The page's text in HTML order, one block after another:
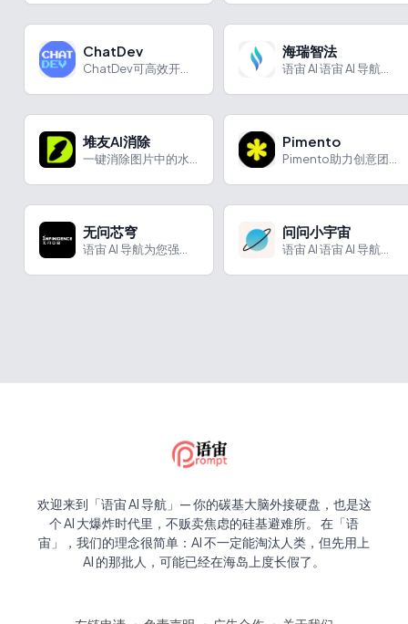
ChatDev 海瑞智法
堆友AI消除 Pimento
无问芯穹 问问小宇宙
欢迎来到「语宙 AI 导航」— 你的碳基大脑外接硬盘，也是这
个 AI 大爆炸时代里，不贩卖焦虑的硅基避难所。 在「语
宙」，我们的理念很简单：AI 不一定能淘汰人类，但先用上
AI 的那批人，可能已经在海岛上度长假了。